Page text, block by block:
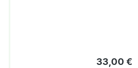
Regulärer
33,00 €